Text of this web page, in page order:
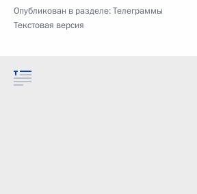
Опубликован в разделе:Телеграммы
Текстовая версия